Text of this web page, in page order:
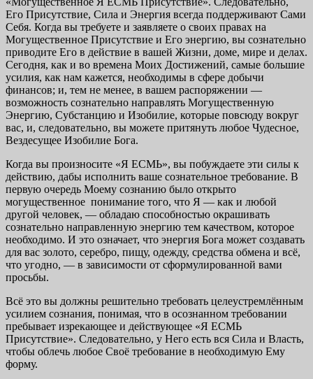
Его Присутствие, Сила и Энергия всегда поддерживают Сами
Себя. Когда вы требуете и заявляете о своих правах на
Могущественное Присутствие и Его энергию, вы сознательно
приводите Его в действие в вашей Жизни, доме, мире и делах.
Сегодня, как и во времена Моих Достижений, самые большие
усилия, как нам кажется, необходимы в сфере добычи
финансов; и, тем не менее, в вашем распоряжении —
возможность сознательно направлять Могущественную
Энергию, Субстанцию и Изобилие, которые повсюду вокруг
вас, и, следовательно, вы можете притянуть любое Чудесное,
Вездесущее Изобилие Бога.
Когда вы произносите «Я ЕСМЬ», вы побуждаете эти силы к
действию, дабы исполнить ваше сознательное требование. В
первую очередь Моему сознанию было открыто
могущественное понимание того, что Я — как и любой
другой человек, — обладаю способностью окрашивать
сознательно направленную энергию тем качеством, которое
необходимо. И это означает, что энергия Бога может создавать
для вас золото, серебро, пищу, одежду, средства обмена и всё,
что угодно, — в зависимости от сформулированной вами
просьбы.
Всё это вы должны решительно требовать целеустремлённым
усилием сознания, понимая, что в осознанном требовании
пребывает изрекающее и действующее «Я ЕСМЬ
Присутствие». Следовательно, у Него есть вся Сила и Власть,
чтобы облечь любое Своё требование в необходимую Ему
форму.